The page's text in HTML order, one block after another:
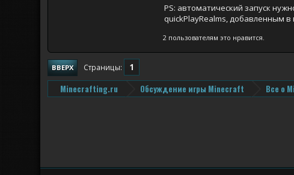
PS: автоматический запуск
quickPlayRealms, добавленным
2 пользователям это нравится.
ВВЕРХ Страницы 1
Minecrafting.ru Обсуждение игры Minecraft Все о